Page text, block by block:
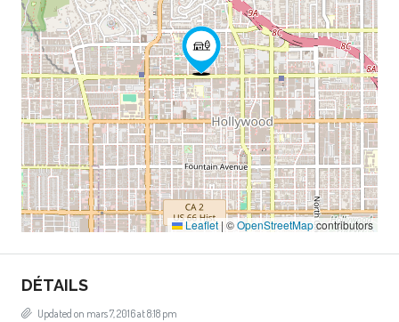
Leaflet | ©OpenStreetMapcontributors
DÉTAILS
Updated on mars 7, 2016 at 8:18 pm